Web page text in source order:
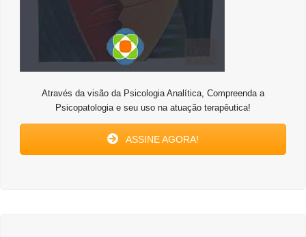
Através da visão da Psicologia Analítica, Compreenda a
Psicopatologia e seu uso na atuação terapêutica!
ASSINE AGORA!